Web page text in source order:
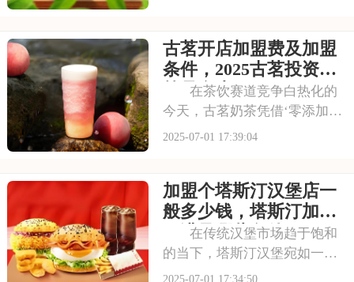
班族，都是蜜雪冰城的忠实粉
丝。那么，加盟蜜雪冰城的费
用究竟是多少呢？下面
古茗开店加盟费及加盟
条件，2025古茗投资预
算是多少
在茶饮赛道竞争白热化的
今天，古茗奶茶凭借‘零添加、
低糖健康’的差异化定位，深受
要多少钱？下面就来看看古茗
开店加盟费及加盟条件，2025
古茗投资预
2025-07-01 17:39:04
加盟个塔斯汀汉堡店一
般多少钱，塔斯汀加盟
要满足哪些条件
在传统汉堡市场趋于饱和
的当下，塔斯汀汉堡宛如一股
清流，以创新的姿态闯入大众
2025-07-01 17:34:50